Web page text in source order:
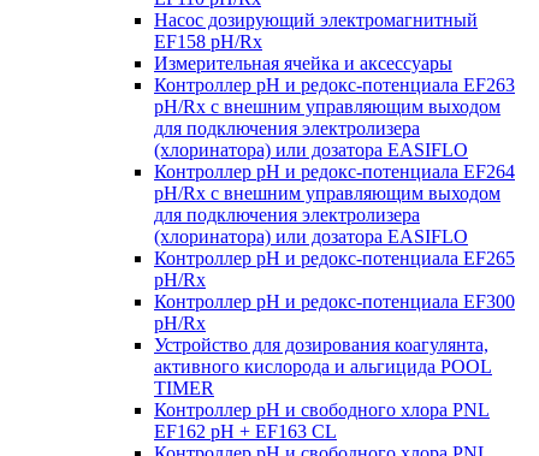
Насос дозирующий электромагнитный
EF158 pH/Rx
Измерительная ячейка и аксессуары
Контроллер рН и редокс-потенциала EF263
pH/Rx с внешним управляющим выходом
для подключения электролизера
(хлоринатора) или дозатора EASIFLO
Контроллер рН и редокс-потенциала EF264
pH/Rx с внешним управляющим выходом
для подключения электролизера
(хлоринатора) или дозатора EASIFLO
Контроллер рН и редокс-потенциала EF265
pH/Rx
Контроллер рН и редокс-потенциала EF300
pH/Rx
Устройство для дозирования коагулянта,
активного кислорода и альгицида POOL
TIMER
Контроллер рН и свободного хлора PNL
EF162 pH + EF163 CL